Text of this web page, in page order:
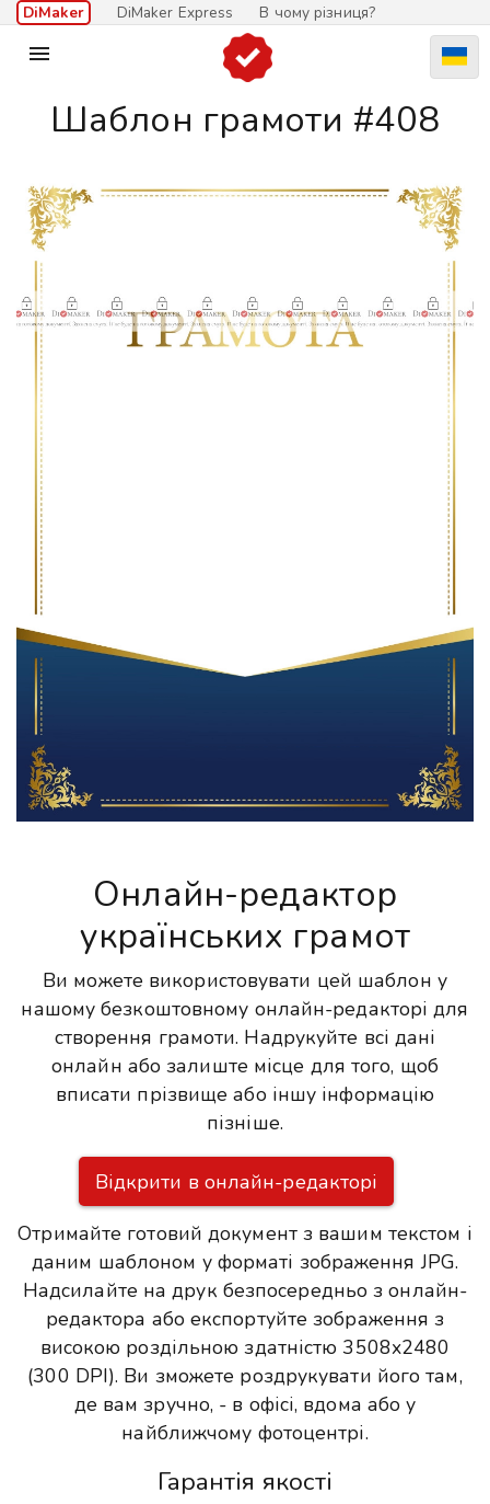
DiMaker DiMaker Express В чому різниця?

Шаблон грамоти #408
Онлайн-редактор
українських грамот
Ви можете використовувати цей шаблон у
нашому безкоштовному онлайн-редакторі для
створення грамоти. Надрукуйте всі дані
онлайн або залиште місце для того, щоб
вписати прізвище або іншу інформацію
пізніше.
Відкрити в онлайн-редакторі
Отримайте готовий документ з вашим текстом і
даним шаблоном у форматі зображення JPG.
Надсилайте на друк безпосередньо з онлайн-
редактора або експортуйте зображення з
високою роздільною здатністю 3508x2480
(300 DPI). Ви зможете роздрукувати його там,
де вам зручно, - в офісі, вдома або у
найближчому фотоцентрі.
Гарантія якості